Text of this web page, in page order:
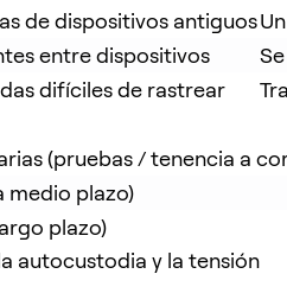
de dispositivos antiguos
entre dispositivos
difíciles de rastrear
(pruebas / tenencia a
medio plazo)
plazo)
autocustodia y la tensión